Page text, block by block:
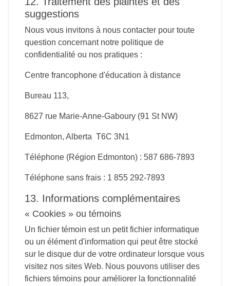
suggestions
Nous vous invitons à nous contacter pour toute
question concernant notre politique de
confidentialité ou nos pratiques :
Centre francophone d'éducation à distance
Bureau 113,
8627 rue Marie-Anne-Gaboury (91 St NW)
Edmonton, Alberta T6C 3N1
Téléphone (Région Edmonton) : 587 686-7893
Téléphone sans frais : 1 855 292-7893
13. Informations complémentaires
« Cookies » ou témoins
Un fichier témoin est un petit fichier informatique
ou un élément d'information qui peut être stocké
sur le disque dur de votre ordinateur lorsque vous
visitez nos sites Web. Nous pouvons utiliser des
fichiers témoins pour améliorer la fonctionnalité